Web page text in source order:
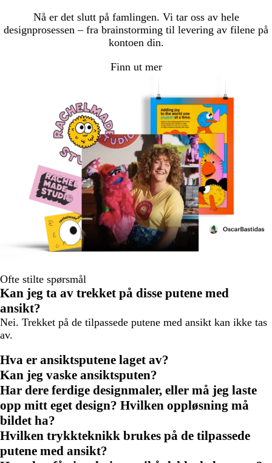
Nå er det slutt på famlingen. Vi tar oss av hele
designprosessen – fra brainstorming til levering av filene på
kontoen din.
Finn ut mer
Ofte stilte spørsmål
Kan jeg ta av trekket på disse putene med
ansikt?
Nei. Trekket på de tilpassede putene med ansikt kan ikke tas
av.
Hva er ansiktsputene laget av?
Kan jeg vaske ansiktsputen?
Har dere ferdige designmaler, eller må jeg laste
opp mitt eget design? Hvilken oppløsning må
bildet ha?
Hvilken trykkteknikk brukes på de tilpassede
putene med ansikt?